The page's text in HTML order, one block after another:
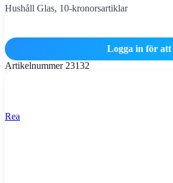
Hushåll Glas, 10-kronorsartiklar
Logga in för att
Artikelnummer 23132
Rea